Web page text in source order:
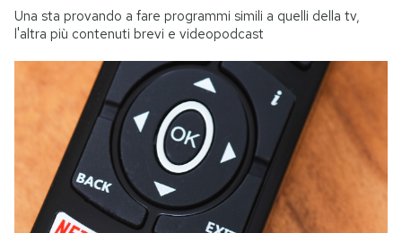
Una sta provando a fare programmi simili a quelli della tv,
l'altra più contenuti brevi e videopodcast